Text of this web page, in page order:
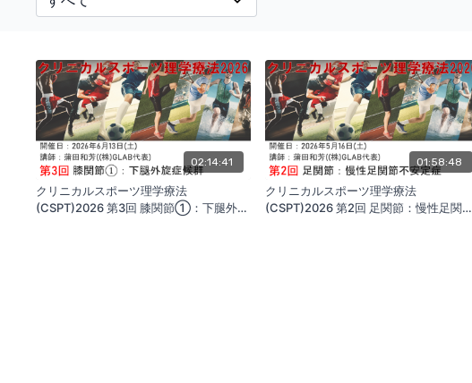
02:14:41
クリニカルスポーツ理学療法
(CSPT)2026 第3回 膝関節①：下腿外旋
01:58:48
クリニカルスポーツ理学療法
(CSPT)2026 第2回 足関節：慢性足関節